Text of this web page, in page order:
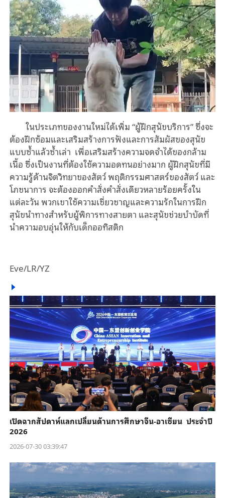
ในประเภทของงานใหม่ได้เพิ่ม“ผู้ฝึกสุนัขบริการ” ซึ่งจะ
ต้องฝึกซ้อมและเสริมสร้างการฟังและการสัมผัสของสุนัข
แบบซ้ำแล้วซ้ำเล่า เพื่อเสริมสร้างความจดจำได้ของกล้าม
เนื้อ ซึ่งเป็นงานที่ต้องใช้ความอดทนอย่างมาก ผู้ฝึกสุนัขที่มี
ความรู้ด้านจิตวิทยาของสัตว์ พฤติกรรมศาสตร์ของสัตว์ และ
โภชนาการ จะต้องออกคำสั่งคำสั่งเดียวหลายร้อยครั้งใน
แต่ละวัน พวกเขาใช้ความเชี่ยวชาญและความรักในการฝึก
สุนัขนำทางสำหรับผู้พิการทางสายตา และสุนัขช่วยบำบัดที่
นำความอบอุ่นให้กับเด็กออทิสติก
Eve/LR/YZ
เปิดฉากสัปดาห์แลกเปลี่ยนด้านการศึกษาจีน-อาเซียน ประจำปี
2026
2026-07-30 03:39:47